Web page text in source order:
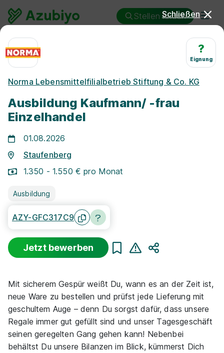
Stellen finden
Ausbildung Kaufmann/-frau - Einzelhandel
Einzelhandel Staufenberg
Sortierung Beginn Schulabschluss
Infos zum Beruf Kaufmann im Einzelhandel
54 Ausbildungsplätze
Schließen
?
Eignung
Norma Lebensmittelfilialbetrieb Stiftung & Co. KG
Ausbildung Kaufmann/ -frau
Einzelhandel
01.08.2026
Staufenberg
1.350 - 1.550 € pro Monat
Ausbildung
AZY-GFC317C9
Jetzt bewerben
Mit sicherem Gespür weißt Du, wann es an der Zeit ist,
neue Ware zu bestellen und prüfst jede Lieferung mit
geschultem Auge – denn Du sorgst dafür, dass unsere
Regale immer gut gefüllt sind und unser Tagesgeschäft
seinen geregelten Gang gehen kann! Nebenbei
behältst Du unsere Bilanzen im Blick, kümmerst Dich